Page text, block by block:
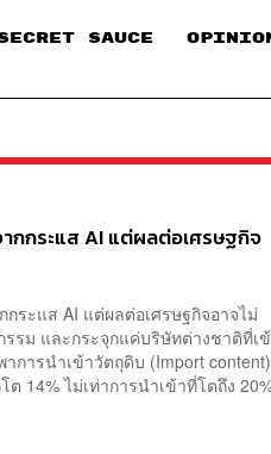
SAUCE​
กกระแส AI แต่ผลต่อเศรษฐกิจ
ระแส AI แต่ผลต่อเศรษฐกิจอาจไม่
รม และกระจุกแค่บริษัทต่างชาติที่เ
การนำเข้าวัตถุดิบ (Import content)
ต 14% ไม่เท่าการนำเข้าที่โตถึง